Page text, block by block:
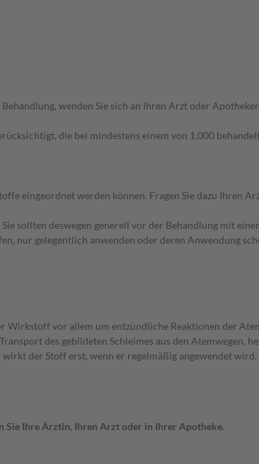
wenden Sie sich an Ihren Arzt oder Apotheker.
die bei mindestens einem von 1.000
eingeordnet werden können. Fragen Sie dazu Ihren
sollten deswegen generell vor der Behandlung mit
nur gelegentlich anwenden oder deren Anwendung
vor allem um entzündliche Reaktionen der
des gebildeten Schleimes aus den Atemwegen,
der Stoff erst, wenn er regelmäßig angewendet wird.
Sie Ihre Ärztin, Ihren Arzt oder in Ihrer Apotheke.